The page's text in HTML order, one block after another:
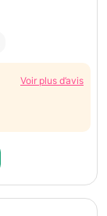
Voir plus d’avis